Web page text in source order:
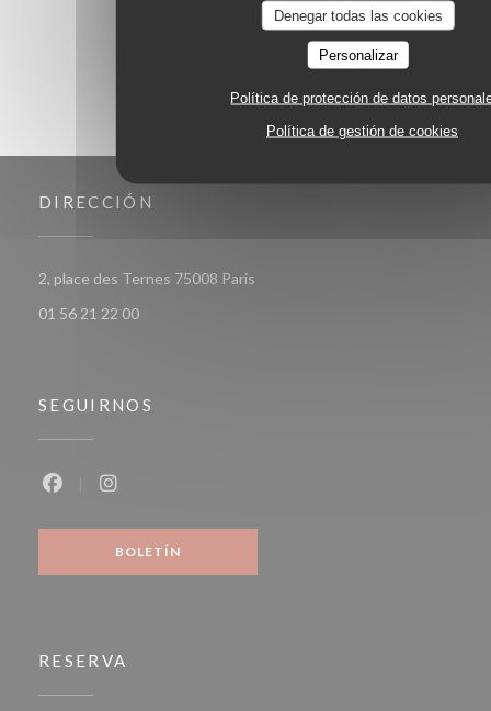
Denegar todas las cookies
Personalizar
Política de protección de datos
Política de gestión de cookies
DIRECCIÓN
2, place des Ternes 75008 Paris
01 56 21 22 00
SEGUIRNOS
BOLETÍN
RESERVA